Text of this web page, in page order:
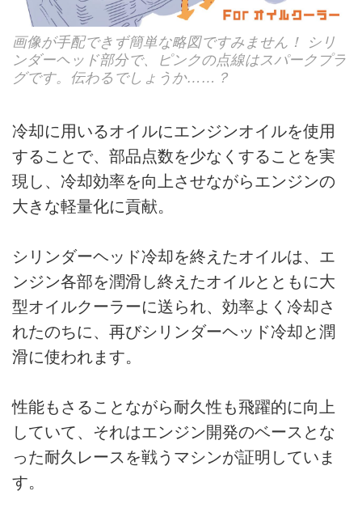
画像が手配できず簡単な略図ですみません！ シリ
ンダーヘッド部分で、ピンクの点線はスパークプラ
グです。伝わるでしょうか……？
冷却に用いるオイルにエンジンオイルを使用
することで、部品点数を少なくすることを実
現し、冷却効率を向上させながらエンジンの
大きな軽量化に貢献。
シリンダーヘッド冷却を終えたオイルは、エ
ンジン各部を潤滑し終えたオイルとともに大
型オイルクーラーに送られ、効率よく冷却さ
れたのちに、再びシリンダーヘッド冷却と潤
滑に使われます。
性能もさることながら耐久性も飛躍的に向上
していて、それはエンジン開発のベースとな
った耐久レースを戦うマシンが証明していま
す。